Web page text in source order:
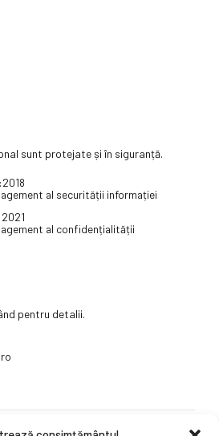
sunt protejate și în siguranță.
al securității informației
al confidențialității
pentru detalii.